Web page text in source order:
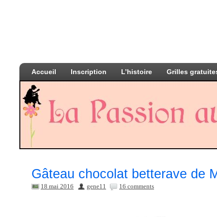
Accueil Inscription L’histoire Grilles
Gâteau chocolat betterave de
18 mai 2016 gene11 16 comments